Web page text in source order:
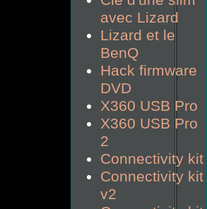
avec Lizard
Lizard et le
BenQ
Hack firmware
DVD
X360 USB Pro
X360 USB Pro
2
Connectivity kit
Connectivity kit
v2